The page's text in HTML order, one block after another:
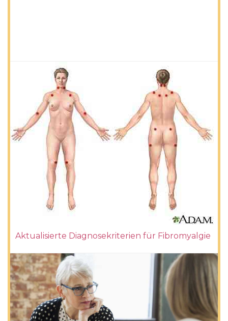
Aktualisierte Diagnosekriterien für Fibromyalgie